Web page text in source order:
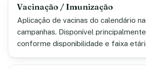
Vacinação / Imunização
Aplicação de vacinas do calendário
campanhas. Disponível principalmente
conforme disponibilidade e faixa